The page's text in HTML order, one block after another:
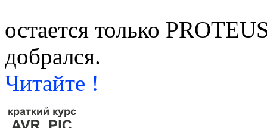
остается только
добрался.
Читайте !